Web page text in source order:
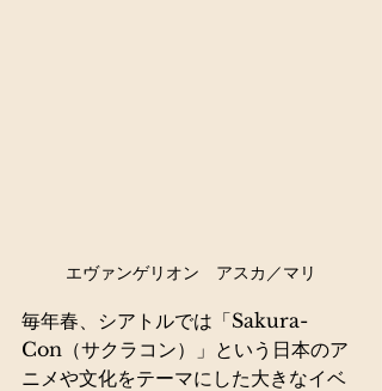
エヴァンゲリオン　アスカ／マリ
毎年春、シアトルでは「Sakura-
Con（サクラコン）」という日本のア
ニメや文化をテーマにした大きなイベ